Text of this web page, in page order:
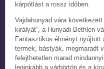
kárpótlást a rossz időben.
Vajdahunyad vára
királyát”, a Hunyadi-Bethlen
Fantasztikus élményt nyújtott
termek, bástyák, megmaradt
felejthetetlen marad
leginkább a várbörtön és a